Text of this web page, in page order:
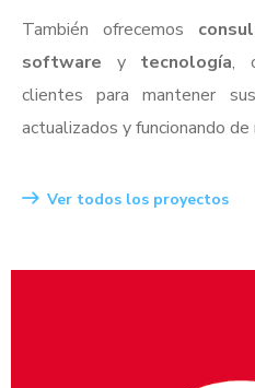
También ofrecemos
software y tecnología,
clientes para mantener
actualizados y funcionando
Ver todos los proyectos